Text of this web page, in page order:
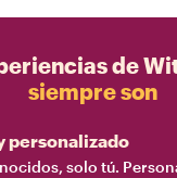
de
siempre son
personalizado
solo tú.